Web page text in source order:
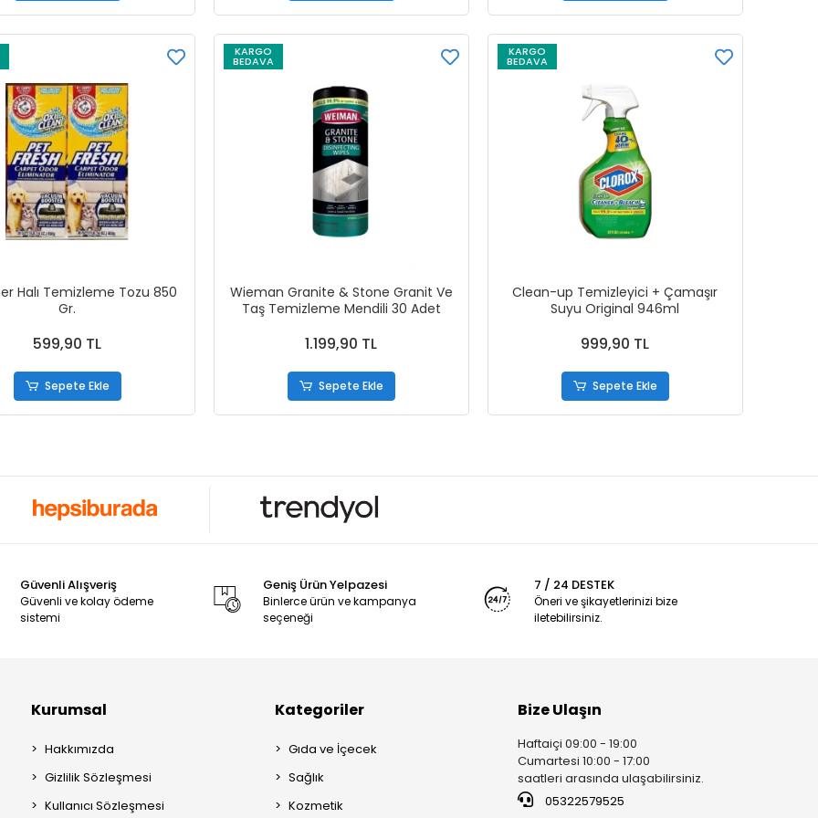
Halı Temizleme Tozu 850
Gr.
599,90 TL
Sepete Ekle
KARGO
BEDAVA
Wieman Granite & Stone Granit Ve
Taş Temizleme Mendili 30 Adet
1.199,90 TL
Sepete Ekle
KARGO
BEDAVA
Clean-up Temizleyici + Çamaşır
Suyu Original 946ml
999,90 TL
Sepete Ekle
Güvenli Alışveriş
Güvenli ve kolay ödeme
sistemi
Geniş Ürün Yelpazesi
Binlerce ürün ve kampanya
seçeneği
7 / 24 DESTEK
Öneri ve şikayetlerinizi bize
iletebilirsiniz.
Kurumsal
Hakkımızda
Gizlilik Sözleşmesi
Kullanıcı Sözleşmesi
Kategoriler
Gıda ve İçecek
Sağlık
Kozmetik
Bize Ulaşın
Haftaiçi 09:00 - 19:00
Cumartesi 10:00 - 17:00
saatleri arasında ulaşabilirsiniz.
05322579525